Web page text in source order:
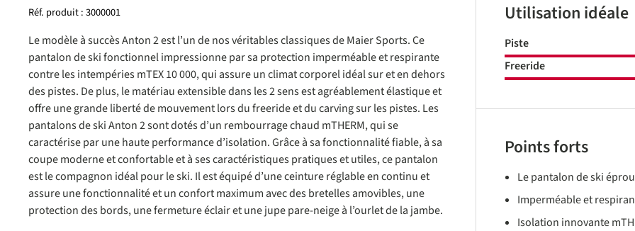
Réf. produit :3000001
Le modèle à succès Anton 2 est l’un de nos véritables classiques de Maier Sports. Ce
pantalon de ski fonctionnel impressionne par sa protection imperméable et respirante
contre les intempéries mTEX 10 000, qui assure un climat corporel idéal sur et en dehors
des pistes. De plus, le matériau extensible dans les 2 sens est agréablement élastique et
offre une grande liberté de mouvement lors du freeride et du carving sur les pistes. Les
pantalons de ski Anton 2 sont dotés d’un rembourrage chaud mTHERM, qui se
caractérise par une haute performance d’isolation. Grâce à sa fonctionnalité fiable, à sa
coupe moderne et confortable et à ses caractéristiques pratiques et utiles, ce pantalon
est le compagnon idéal pour le ski. Il est équipé d’une ceinture réglable en continu et
assure une fonctionnalité et un confort maximum avec des bretelles amovibles, une
protection des bords, une fermeture éclair et une jupe pare-neige à l’ourlet de la jambe.
Utilisation idéale
Piste
Freeride
Points forts
Le pantalon de ski
Imperméable et
Isolation innovante